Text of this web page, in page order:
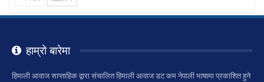
हाम्रो बारेमा
हिमाली आवाज साप्ताहिक द्वारा संचालित हिमाली आवाज डट कम नेपाली भाषामा प्रकाशित हुने